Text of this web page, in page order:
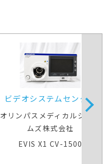
ビデオシステムセンター
オリンパスメディカルシステ
ムズ株式会社
EVIS X1 CV-1500